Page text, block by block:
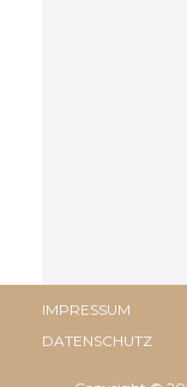
IMPRESSUM
DATENSCHUTZ